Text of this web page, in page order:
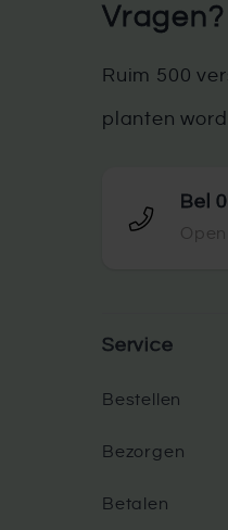
Ruim 500
planten
Bel
Service
Bestellen
Bezorgen
Betalen